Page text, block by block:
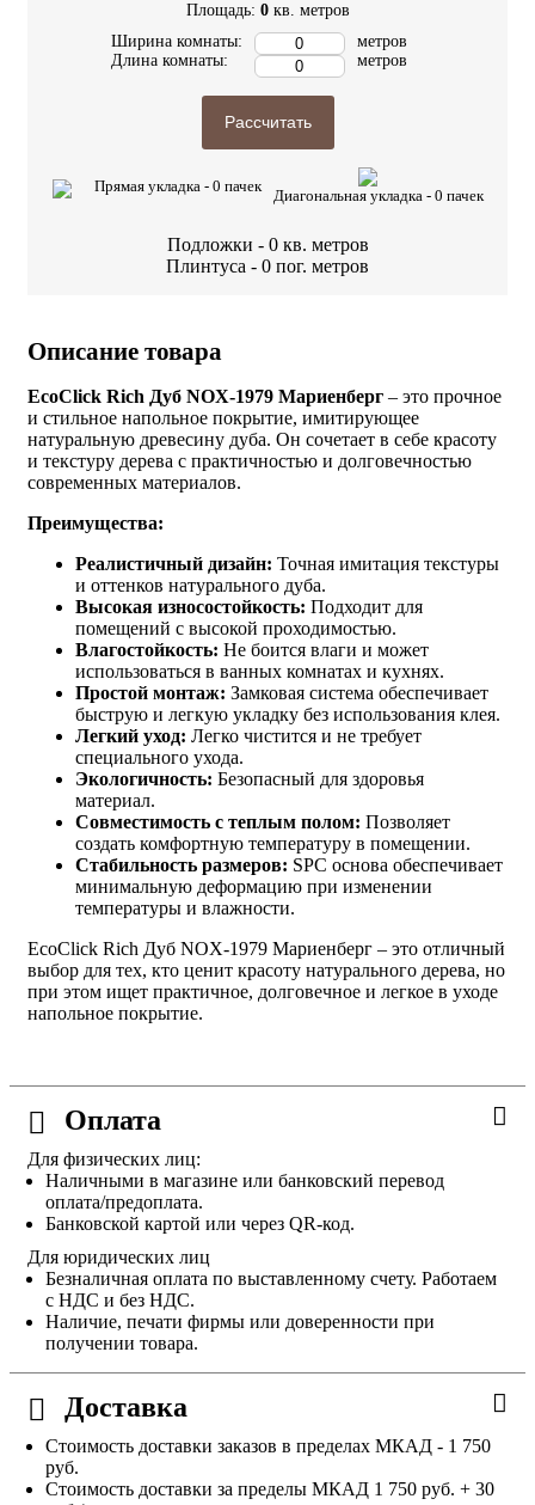
Площадь: 0 кв. метров
Ширина комнаты:
Длина комнаты:
метров
метров
Рассчитать
Прямая укладка - 0 пачек
Диагональная укладка - 0 пачек
Подложки - 0 кв. метров
Плинтуса - 0 пог. метров
Описание товара
EcoClick Rich Дуб NOX-1979 Мариенберг – это прочное
и стильное напольное покрытие, имитирующее
натуральную древесину дуба. Он сочетает в себе красоту
и текстуру дерева с практичностью и долговечностью
современных материалов.
Преимущества:
Реалистичный дизайн: Точная имитация текстуры
и оттенков натурального дуба.
Высокая износостойкость: Подходит для
помещений с высокой проходимостью.
Влагостойкость: Не боится влаги и может
использоваться в ванных комнатах и кухнях.
Простой монтаж: Замковая система обеспечивает
быструю и легкую укладку без использования клея.
Легкий уход: Легко чистится и не требует
специального ухода.
Экологичность: Безопасный для здоровья
материал.
Совместимость с теплым полом: Позволяет
создать комфортную температуру в помещении.
Стабильность размеров: SPC основа обеспечивает
минимальную деформацию при изменении
температуры и влажности.
EcoClick Rich Дуб NOX-1979 Мариенберг – это отличный
выбор для тех, кто ценит красоту натурального дерева, но
при этом ищет практичное, долговечное и легкое в уходе
напольное покрытие.
Оплата
Для физических лиц:
Наличными в магазине или банковский перевод
оплата/предоплата.
Банковской картой или через QR-код.
Для юридических лиц
Безналичная оплата по выставленному счету. Работаем
с НДС и без НДС.
Наличие, печати фирмы или доверенности при
получении товара.
Доставка
Стоимость доставки заказов в пределах МКАД - 1 750
руб.
Стоимость доставки за пределы МКАД 1 750 руб. + 30